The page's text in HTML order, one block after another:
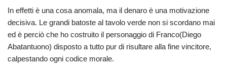
In effetti è una cosa anomala, ma il denaro è una motivazione
decisiva. Le grandi batoste al tavolo verde non si scordano mai
ed è perciò che ho costruito il personaggio di Franco(Diego
Abatantuono) disposto a tutto pur di risultare alla fine vincitore,
calpestando ogni codice morale.